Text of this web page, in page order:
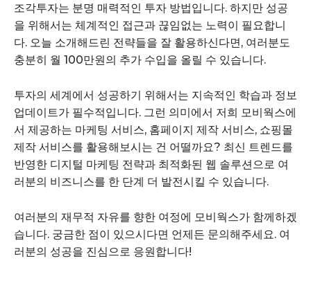
구독자 의견
개인정보취급방침
청소년보호정책
조각투자는 분명 매력적인 투자 방법입니다. 하지만 성공
을 위해서는 체계적인 접근과 끊임없는 노력이 필요합니
다. 오늘 소개해드린 전략들을 잘 활용하신다면, 여러분도
충분히 월 100만원의 추가 수입을 올릴 수 있습니다.
투자의 세계에서 성공하기 위해서는 지속적인 학습과 정보
업데이트가 필수적입니다. 그런 의미에서 저희 모비웍스에
서 제공하는 마케팅 서비스, 홈페이지 제작 서비스, 쇼핑몰
제작 서비스를 활용해보시는 건 어떨까요? 최신 트렌드를
반영한 디지털 마케팅 전략과 최적화된 웹 솔루션으로 여
러분의 비즈니스를 한 단계 더 발전시킬 수 있습니다.
여러분의 재무적 자유를 향한 여정에 모비웍스가 함께하겠
습니다. 궁금한 점이 있으시다면 언제든 문의해주세요. 여
러분의 성공을 진심으로 응원합니다!